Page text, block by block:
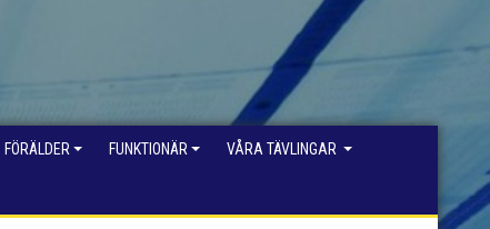
FÖRÄLDER FUNKTIONÄR VÅRA TÄVLINGAR